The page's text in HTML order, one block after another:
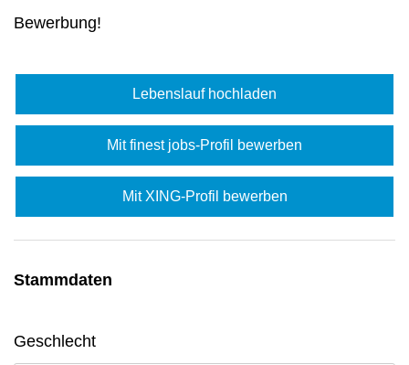
Bewerbung!
Lebenslauf hochladen
Mit finest jobs-Profil bewerben
Mit XING-Profil bewerben
Stammdaten
Geschlecht